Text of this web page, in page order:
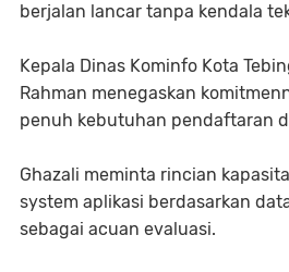
berjalan lancar tanpa kendala
Kepala Dinas Kominfo Kota
Rahman menegaskan
penuh kebutuhan pendaftaran
Ghazali meminta rincian
system aplikasi berdasarkan
sebagai acuan evaluasi.